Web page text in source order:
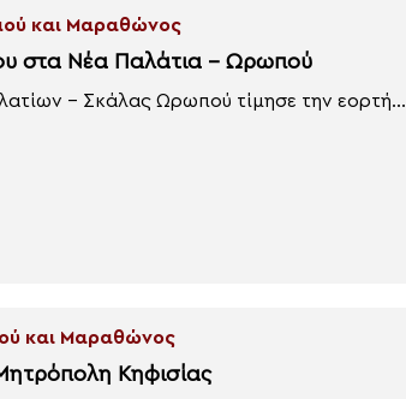
και Μαραθώνος
στα Νέα Παλάτια – Ωρωπού
– Σκάλας Ωρωπού τίμησε την εορτή...
και Μαραθώνος
Κηφισίας